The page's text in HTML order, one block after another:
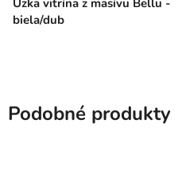
Úzka vitrína z masívu Bellu -
biela/dub
Podobné produkty